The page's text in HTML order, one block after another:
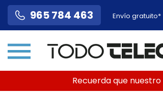
965 784 463 Envío gratuito*
Recuerda que nuestro